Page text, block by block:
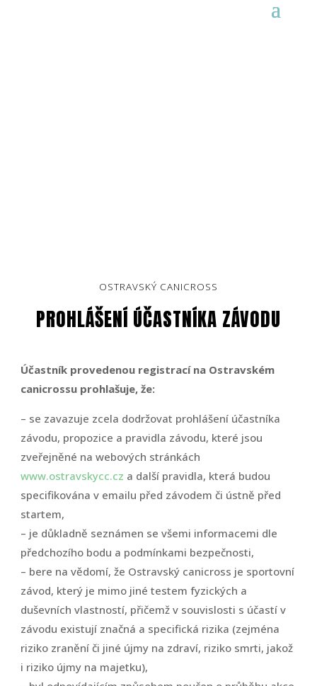
OSTRAVSKÝ CANICROSS
PROHLÁŠENÍ ÚČASTNÍKA ZÁVODU
Účastník provedenou registrací na Ostravském
canicrossu prohlašuje, že:
– se zavazuje zcela dodržovat prohlášení účastníka
závodu, propozice a pravidla závodu, které jsou
zveřejněné na webových stránkách
www.ostravskycc.cz a další pravidla, která budou
specifikována v emailu před závodem či ústně před
startem,
– je důkladně seznámen se všemi informacemi dle
předchozího bodu a podmínkami bezpečnosti,
– bere na vědomí, že Ostravský canicross je sportovní
závod, který je mimo jiné testem fyzických a
duševních vlastností, přičemž v souvislosti s účastí v
závodu existují značná a specifická rizika (zejména
riziko zranění či jiné újmy na zdraví, riziko smrti, jakož
i riziko újmy na majetku),